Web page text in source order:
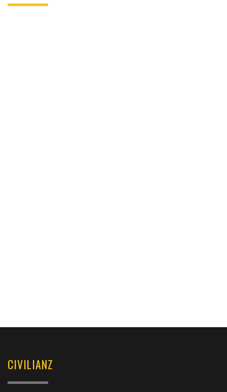
CIVILIANZ